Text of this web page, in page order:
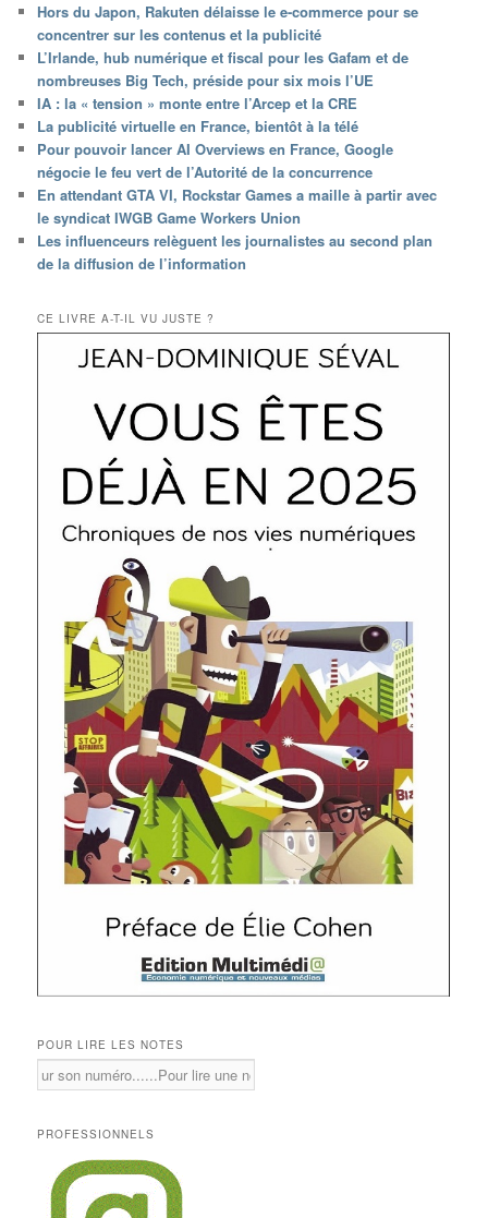
Hors du Japon, Rakuten délaisse le e-commerce pour se
concentrer sur les contenus et la publicité
L’Irlande, hub numérique et fiscal pour les Gafam et de
nombreuses Big Tech, préside pour six mois l’UE
IA : la « tension » monte entre l’Arcep et la CRE
La publicité virtuelle en France, bientôt à la télé
Pour pouvoir lancer AI Overviews en France, Google
négocie le feu vert de l’Autorité de la concurrence
En attendant GTA VI, Rockstar Games a maille à partir avec
le syndicat IWGB Game Workers Union
Les influenceurs relèguent les journalistes au second plan
de la diffusion de l’information
CE LIVRE A-T-IL VU JUSTE ?
POUR LIRE LES NOTES
PROFESSIONNELS